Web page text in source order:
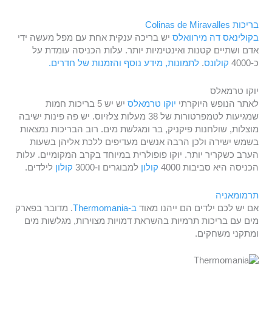
בריכות Colinas de Miravalles
בקולינאס דה מירוואלס יש בריכה ענקית אחת עם מפל מעשה ידי
אדם ושתיים קטנות ואינטימיות יותר. עלות הכניסה עומדת על
כ-4000
קולונס.לתמונות, מידע נוסף והזמנות של חדרים.
יוקו טרמאלס
לאתר הנופש היוקרתי יוקו טרמאלס
יש יש 5 בריכות חמות
שמגיעות לטמפרטורות של 38 מעלות צלזיוס. יש פה פינות ישיבה
מוצלות, שולחנות פיקניק, בר ומגלשת מים. רוב הבריכות נמצאות
בשמש ישירה ולכן הרבה אנשים מעדיפים ללכת אליהן בשעות
הערב כשקריר יותר. יוקו פופולרית במיוחד בקרב המקומיים. עלות
הכניסה היא סביבות 4000
קולון למבוגרים ו-3000 קולון לילדים.
תרמומאניה
אם יש לכם ילדים הם ייהנו מאוד ב-Thermomania
. מדובר בפארק
מים עם בריכות תרמיות בהשראת דמויות מצוירות, מגלשות מים
ומתקני משחקים.